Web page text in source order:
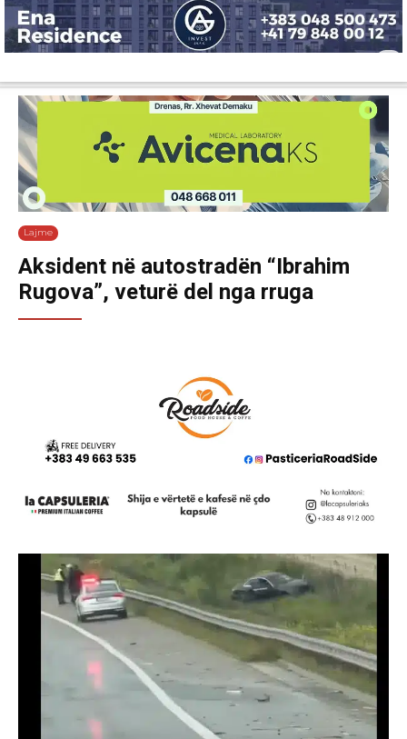
Lajme
Aksident në autostradën “Ibrahim
Rugova”, veturë del nga rruga